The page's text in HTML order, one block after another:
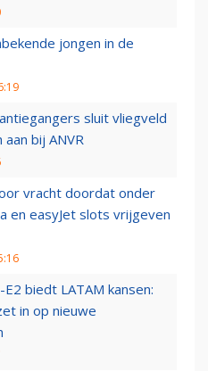
jongen in de
sluit vliegveld
bij ANVR
vracht doordat onder
en easyJet slots vrijgeven
biedt LATAM kansen:
in op nieuwe